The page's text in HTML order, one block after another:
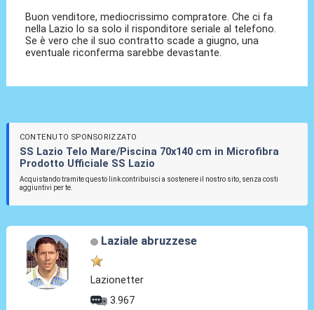
Buon venditore, mediocrissimo compratore. Che ci fa
nella Lazio lo sa solo il risponditore seriale al telefono.
Se è vero che il suo contratto scade a giugno, una
eventuale riconferma sarebbe devastante.
CONTENUTO SPONSORIZZATO
SS Lazio Telo Mare/Piscina 70x140 cm in Microfibra
Prodotto Ufficiale SS Lazio
Acquistando tramite questo link contribuisci a sostenere il nostro sito, senza costi
aggiuntivi per te.
Laziale abruzzese
Lazionetter
3.967